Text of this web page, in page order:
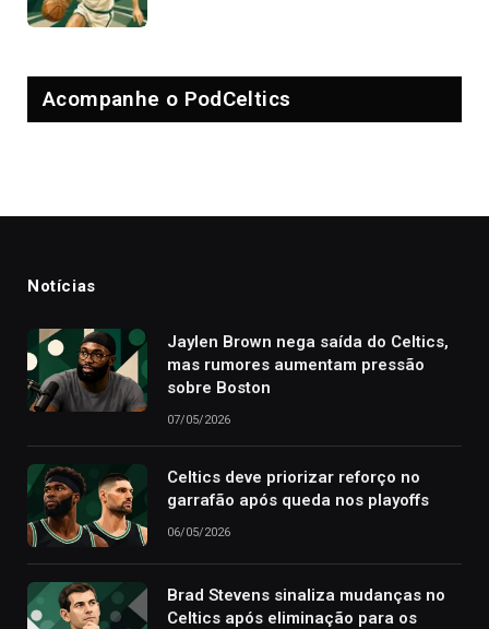
Acompanhe o PodCeltics
Notícias
Jaylen Brown nega saída do Celtics,
mas rumores aumentam pressão
sobre Boston
07/05/2026
Celtics deve priorizar reforço no
garrafão após queda nos playoffs
06/05/2026
Brad Stevens sinaliza mudanças no
Celtics após eliminação para os